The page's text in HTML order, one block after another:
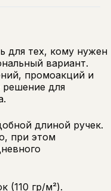
для тех, кому нужен
вариант.
промоакций и
для
длиной ручек.
при этом
(110 гр/м²).